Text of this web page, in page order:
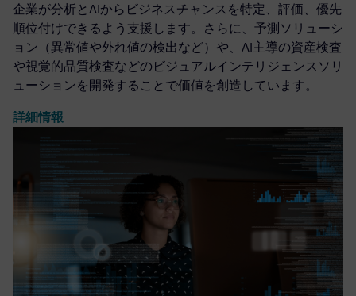
企業が分析とAIからビジネスチャンスを特定、評価、優先
順位付けできるよう支援します。さらに、予測ソリューシ
ョン（異常値や外れ値の検出など）や、AI主導の資産検査
や視覚的品質検査などのビジュアルインテリジェンスソリ
ューションを開発することで価値を創造しています。
詳細情報